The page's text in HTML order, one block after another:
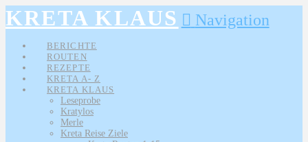
KRETA KLAUS Navigation
BERICHTE
ROUTEN
REZEPTE
KRETA A- Z
KRETA KLAUS
Leseprobe
Kratylos
Merle
Kreta Reise Ziele